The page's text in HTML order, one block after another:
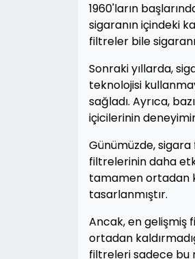
1960'ların
sigaranın içindeki
filtreler bile
Sonraki yıllarda,
teknolojisi
sağladı. Ayrıca,
içicilerinin
Günümüzde,
filtrelerinin daha
tamamen ortadan
tasarlanmıştır.
Ancak, en gelişmiş
ortadan
filtreleri sadece bu